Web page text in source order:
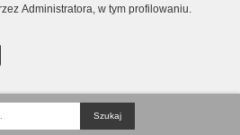
Administratora, w tym profilowaniu.